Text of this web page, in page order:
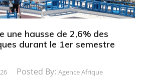
une hausse de 2,6% des
durant le 1er semestre
Posted By: Agence Afrique